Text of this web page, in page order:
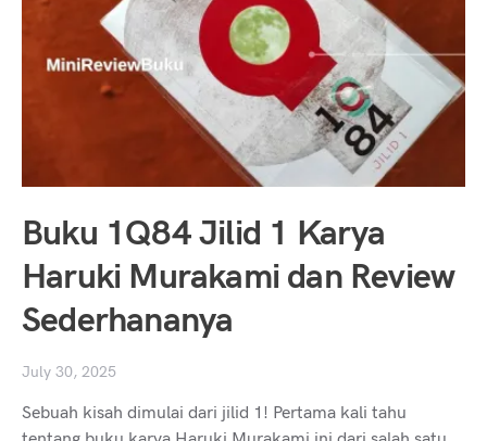
Buku 1Q84 Jilid 1 Karya
Haruki Murakami dan Review
Sederhananya
July 30, 2025
Sebuah kisah dimulai dari jilid 1! Pertama kali tahu